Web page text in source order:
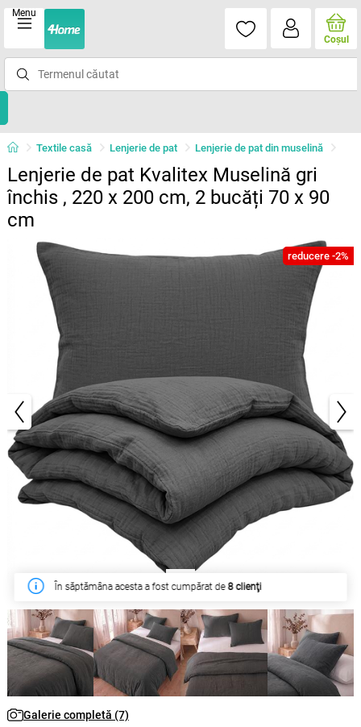
Menu
Coşul
Textile casă Lenjerie de pat Lenjerie de pat din muselină
Lenjerie de pat Kvalitex Muselină gri
închis , 220 x 200 cm, 2 bucăți 70 x 90
cm
reducere -2%
În săptămâna acesta a fost cumpărat de8 clienţi
Galerie completă (7)